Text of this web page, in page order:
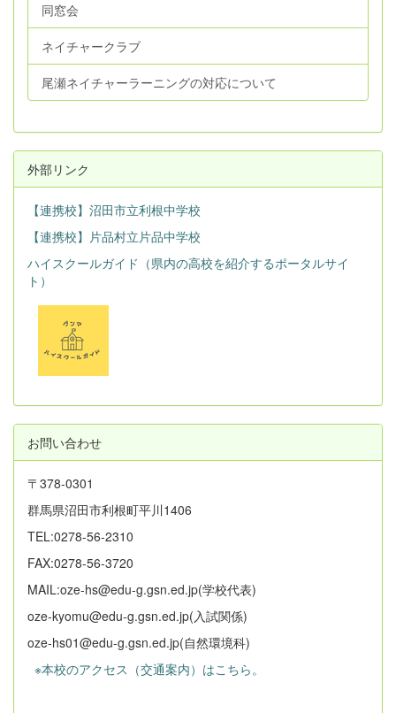
同窓会
ネイチャークラブ
尾瀬ネイチャーラーニングの対応について
外部リンク
【連携校】沼田市立利根中学校
【連携校】片品村立片品中学校
ハイスクールガイド（県内の高校を紹介するポータルサイ
ト）
お問い合わせ
〒378-0301
群馬県沼田市利根町平川1406
TEL:0278-56-2310
FAX:0278-56-3720
MAIL:oze-hs@edu-g.gsn.ed.jp(学校代表)
oze-kyomu@edu-g.gsn.ed.jp(入試関係)
oze-hs01@edu-g.gsn.ed.jp(自然環境科)
※本校のアクセス（交通案内）はこちら。